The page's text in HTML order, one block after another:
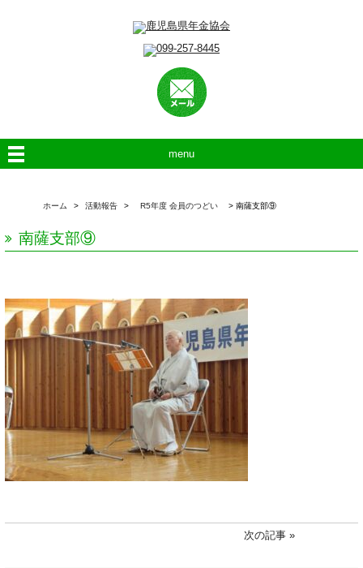
menu
ホーム > 活動報告 > R5年度 会員のつどい > 南薩支部⑨
南薩支部⑨
次の記事 »